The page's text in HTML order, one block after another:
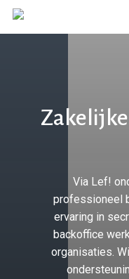
Skip
to
Via Lef!
professioneel
ervaring in
backoffice
organisaties.